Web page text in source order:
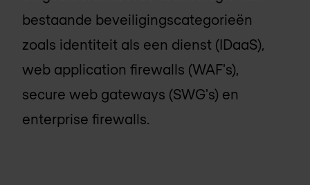
bestaande beveiligingscategorieën
zoals identiteit als een dienst (IDaaS),
web application firewalls (WAF's),
secure web gateways (SWG's) en
enterprise firewalls.